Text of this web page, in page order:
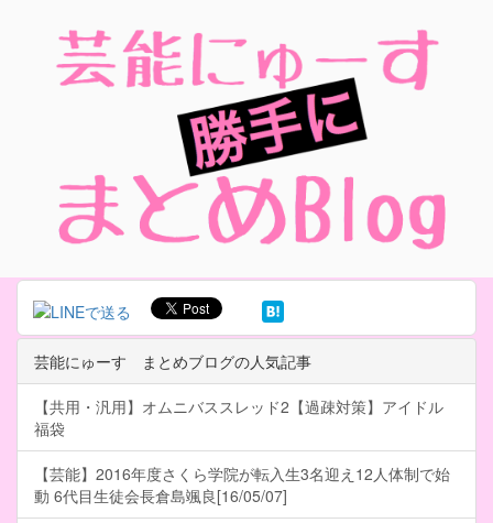
芸能にゅーす まとめブログの人気記事
【共用・汎用】オムニバススレッド2【過疎対策】アイドル
福袋
【芸能】2016年度さくら学院が転入生3名迎え12人体制で始
動 6代目生徒会長倉島颯良[16/05/07]